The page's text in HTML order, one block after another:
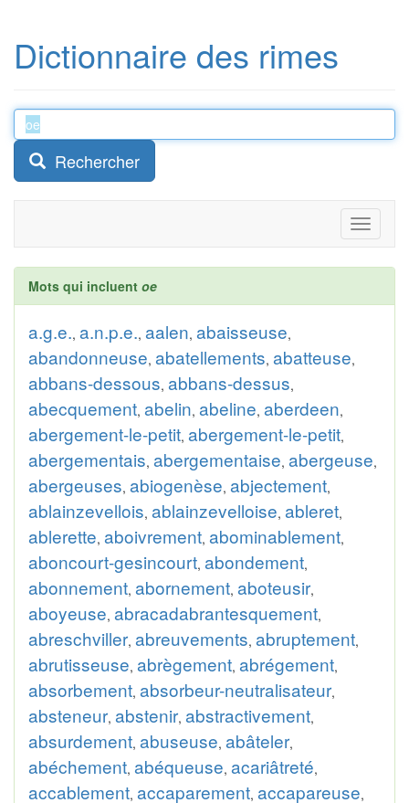
Dictionnaire des rimes
Rechercher
Toggle
Mots qui incluent oe
a.g.e., a.n.p.e., aalen, abaisseuse,
abandonneuse, abatellements, abatteuse,
abbans-dessous, abbans-dessus,
abecquement, abelin, abeline, aberdeen,
abergement-le-petit, abergement-le-petit,
abergementais, abergementaise, abergeuse,
abergeuses, abiogenèse, abjectement,
ablainzevellois, ablainzevelloise, ableret,
ablerette, aboivrement, abominablement,
aboncourt-gesincourt, abondement,
abonnement, abornement, aboteusir,
aboyeuse, abracadabrantesquement,
abreschviller, abreuvements, abruptement,
abrutisseuse, abrègement, abrégement,
absorbement, absorbeur-neutralisateur,
absteneur, abstenir, abstractivement,
absurdement, abuseuse, abâteler,
abéchement, abéqueuse, acariâtreté,
accablement, accaparement, accapareuse,